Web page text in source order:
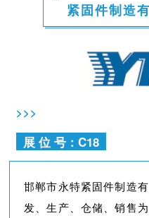
紧固件制造
>>>
展 位 号：C18
邯郸市永特紧固件制造
发、生产、仓储、销售